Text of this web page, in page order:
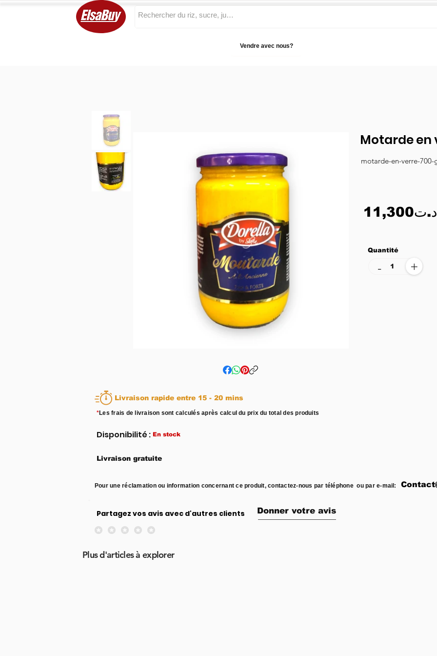
Vendre avec nous?
Motarde en
motarde-en-verre-700-
11,300د.ت
Quantité
+
-
Livraison rapide entre 15 - 20 mins
*Les frais de livraison sont calculés après calcul du prix du total des produits
Disponibilité : En stock
Livraison gratuite
Pour une réclamation ou information concernant ce produit, contactez-nous par téléphone ou par e-mail:
Partagez vos avis avec d'autres clients Donner votre avis
Aucune note pour le moment
Plus d'articles à explorer